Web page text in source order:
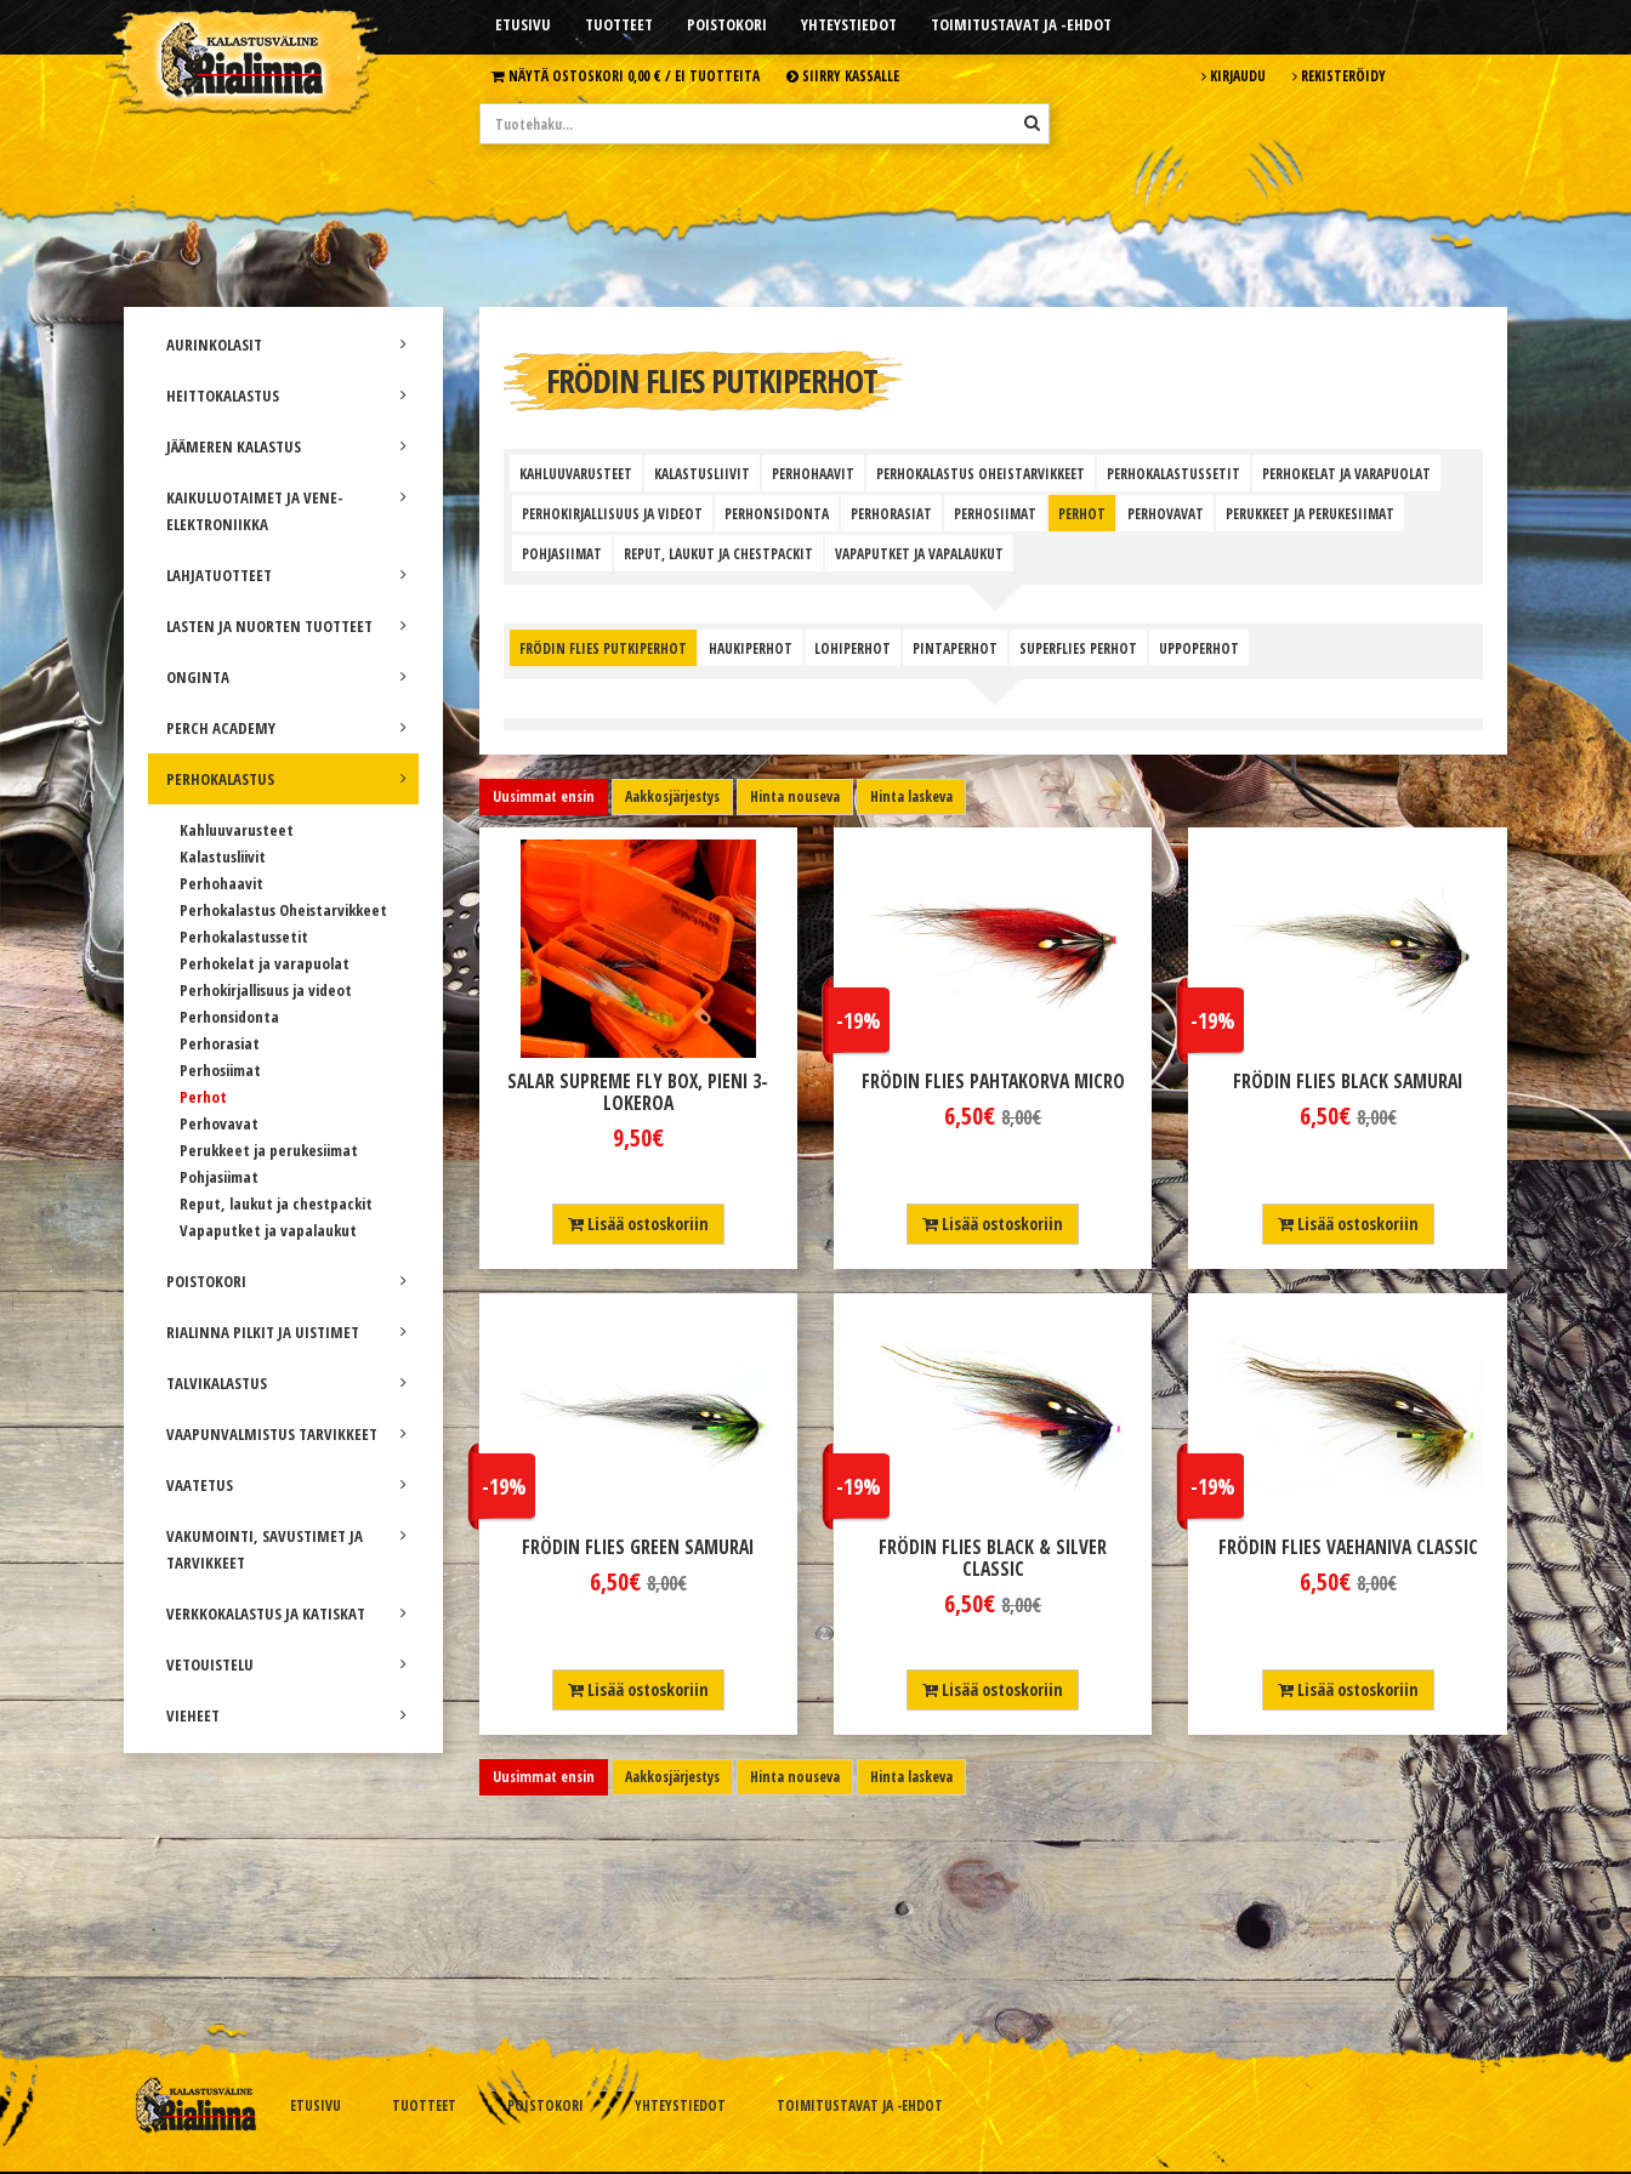
ETUSIVU TUOTTEET POISTOKORI YHTEYSTIEDOT TOIMITUSTAVAT JA -EHDOT
NÄYTÄ OSTOSKORI 0,00 € /EI TUOTTEITA SIIRRY KASSALLE KIRJAUDU REKISTERÖIDY
AURINKOLASIT
HEITTOKALASTUS
JÄÄMEREN KALASTUS
KAIKULUOTAIMET JA VENE-
ELEKTRONIIKKA
LAHJATUOTTEET
LASTEN JA NUORTEN TUOTTEET
ONGINTA
PERCH ACADEMY
PERHOKALASTUS
Kahluuvarusteet
Kalastusliivit
Perhohaavit
Perhokalastus Oheistarvikkeet
Perhokalastussetit
Perhokelat ja varapuolat
Perhokirjallisuus ja videot
Perhonsidonta
Perhorasiat
Perhosiimat
Perhot
Perhovavat
Perukkeet ja perukesiimat
Pohjasiimat
Reput, laukut ja chestpackit
Vapaputket ja vapalaukut
POISTOKORI
RIALINNA PILKIT JA UISTIMET
TALVIKALASTUS
VAAPUNVALMISTUS TARVIKKEET
VAATETUS
VAKUMOINTI, SAVUSTIMET JA
TARVIKKEET
VERKKOKALASTUS JA KATISKAT
VETOUISTELU
VIEHEET
FRÖDIN FLIES PUTKIPERHOT
KAHLUUVARUSTEET KALASTUSLIIVIT PERHOHAAVIT PERHOKALASTUS OHEISTARVIKKEET PERHOKALASTUSSETIT PERHOKELAT JA VARAPUOLAT
PERHOKIRJALLISUUS JA VIDEOT PERHONSIDONTA PERHORASIAT PERHOSIIMAT PERHOT PERHOVAVAT PERUKKEET JA PERUKESIIMAT
POHJASIIMAT REPUT, LAUKUT JA CHESTPACKIT VAPAPUTKET JA VAPALAUKUT
FRÖDIN FLIES PUTKIPERHOT HAUKIPERHOT LOHIPERHOT PINTAPERHOT SUPERFLIES PERHOT UPPOPERHOT
Uusimmat ensin Aakkosjärjestys Hinta nouseva Hinta laskeva
SALAR SUPREME FLY BOX, PIENI 3-
LOKEROA
9,50€
Lisää ostoskoriin
FRÖDIN FLIES PAHTAKORVA MICRO
6,50€
-19%
8,00€
Lisää ostoskoriin
FRÖDIN FLIES BLACK SAMURAI
6,50€
-19%
8,00€
Lisää ostoskoriin
FRÖDIN FLIES GREEN SAMURAI
6,50€
-19%
8,00€
Lisää ostoskoriin
FRÖDIN FLIES BLACK & SILVER
CLASSIC
6,50€
-19%
8,00€
Lisää ostoskoriin
FRÖDIN FLIES VAEHANIVA CLASSIC
6,50€
-19%
8,00€
Lisää ostoskoriin
Uusimmat ensin Aakkosjärjestys Hinta nouseva Hinta laskeva
ETUSIVU TUOTTEET POISTOKORI YHTEYSTIEDOT TOIMITUSTAVAT JA -EHDOT